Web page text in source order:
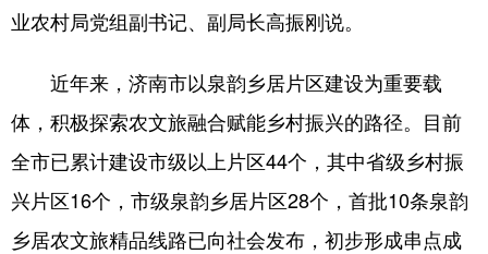
溯源中国 城市 旅游
亚太网 上市公司 投教基地
地方频道
业农村局党组副书记、副局长高振刚说。
近年来，济南市以泉韵乡居片区建设为重要载
体，积极探索农文旅融合赋能乡村振兴的路径。目前
全市已累计建设市级以上片区44个，其中省级乡村振
兴片区16个，市级泉韵乡居片区28个，首批10条泉韵
乡居农文旅精品线路已向社会发布，初步形成串点成